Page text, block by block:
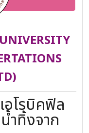
โรบิคฟิล
ำทิ้งจาก